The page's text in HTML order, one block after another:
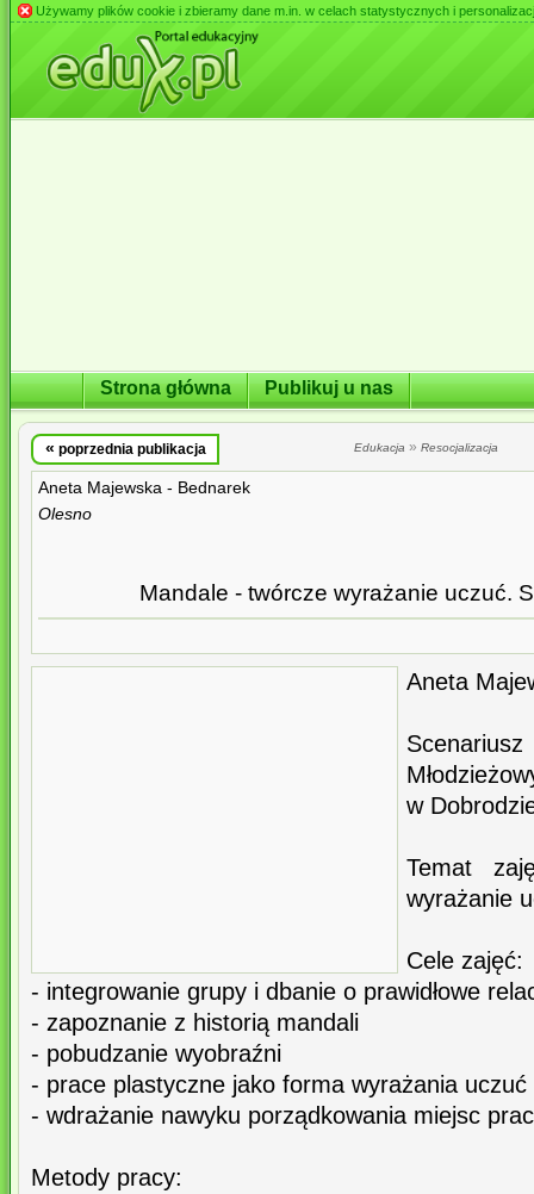
Używamy plików cookie i zbieramy dane m.in. w celach statystycznych i
Strona główna Publikuj u nas
« poprzednia publikacja Edukacja » Resocjalizacja
Aneta Majewska - Bednarek
Olesno
Mandale - twórcze wyrażanie uczuć.
Aneta
w
Temat
wyrażanie
Cele zajęć:
- integrowanie grupy i dbanie o prawidłowe
- zapoznanie z historią mandali
- pobudzanie wyobraźni
- prace plastyczne jako forma wyrażania uczuć
- wdrażanie nawyku porządkowania miejsc
Metody pracy: